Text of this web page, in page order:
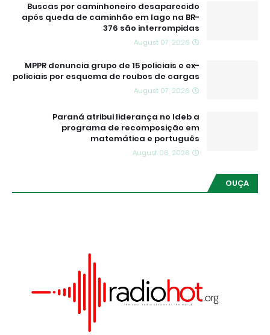
Buscas por caminhoneiro desaparecido
após queda de caminhão em lago na BR-
376 são interrompidas
August 07, 2026
MPPR denuncia grupo de 15 policiais e ex-
policiais por esquema de roubos de cargas
August 07, 2026
Paraná atribui liderança no Ideb a
programa de recomposição em
matemática e português
August 06, 2026
OUÇA